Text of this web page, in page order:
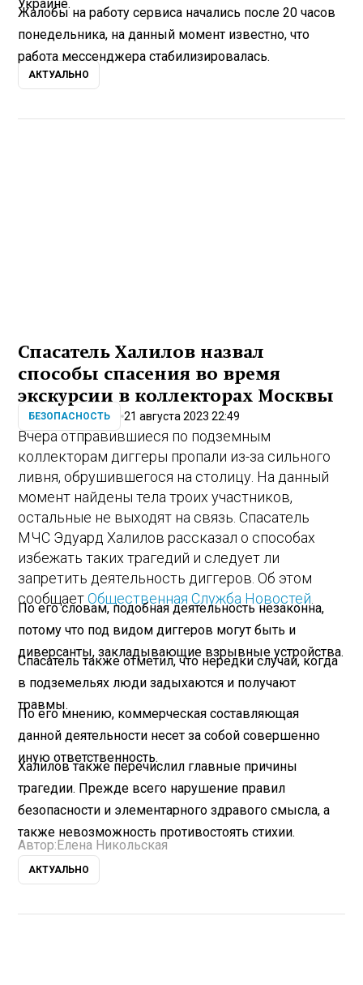
Украине.
Жалобы на работу сервиса начались после 20 часов
понедельника, на данный момент известно, что
работа мессенджера стабилизировалась.
АКТУАЛЬНО
Спасатель Халилов назвал
способы спасения во время
экскурсии в коллекторах Москвы
БЕЗОПАСНОСТЬ 21 августа 2023 22:49
Вчера отправившиеся по подземным
коллекторам диггеры пропали из-за сильного
ливня, обрушившегося на столицу. На данный
момент найдены тела троих участников,
остальные не выходят на связь. Спасатель
МЧС Эдуард Халилов рассказал о способах
избежать таких трагедий и следует ли
запретить деятельность диггеров. Об этом
сообщаетОбщественная Служба Новостей
По его словам, подобная деятельность незаконна,
потому что под видом диггеров могут быть и
диверсанты, закладывающие взрывные устройства.
Спасатель также отметил, что нередки случаи, когда
в подземельях люди задыхаются и получают
травмы.
По его мнению, коммерческая составляющая
данной деятельности несет за собой совершенно
иную ответственность.
Халилов также перечислил главные причины
трагедии. Прежде всего нарушение правил
безопасности и элементарного здравого смысла, а
также невозможность противостоять стихии.
Автор: Елена Никольская
АКТУАЛЬНО